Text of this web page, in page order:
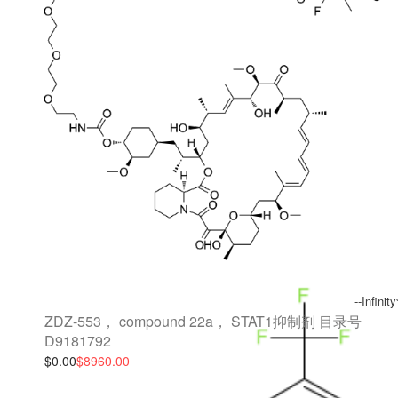
ZDZ-553， compound 22a， STAT1抑制剂 目录号
D9181792
$0.00$8960.00
--